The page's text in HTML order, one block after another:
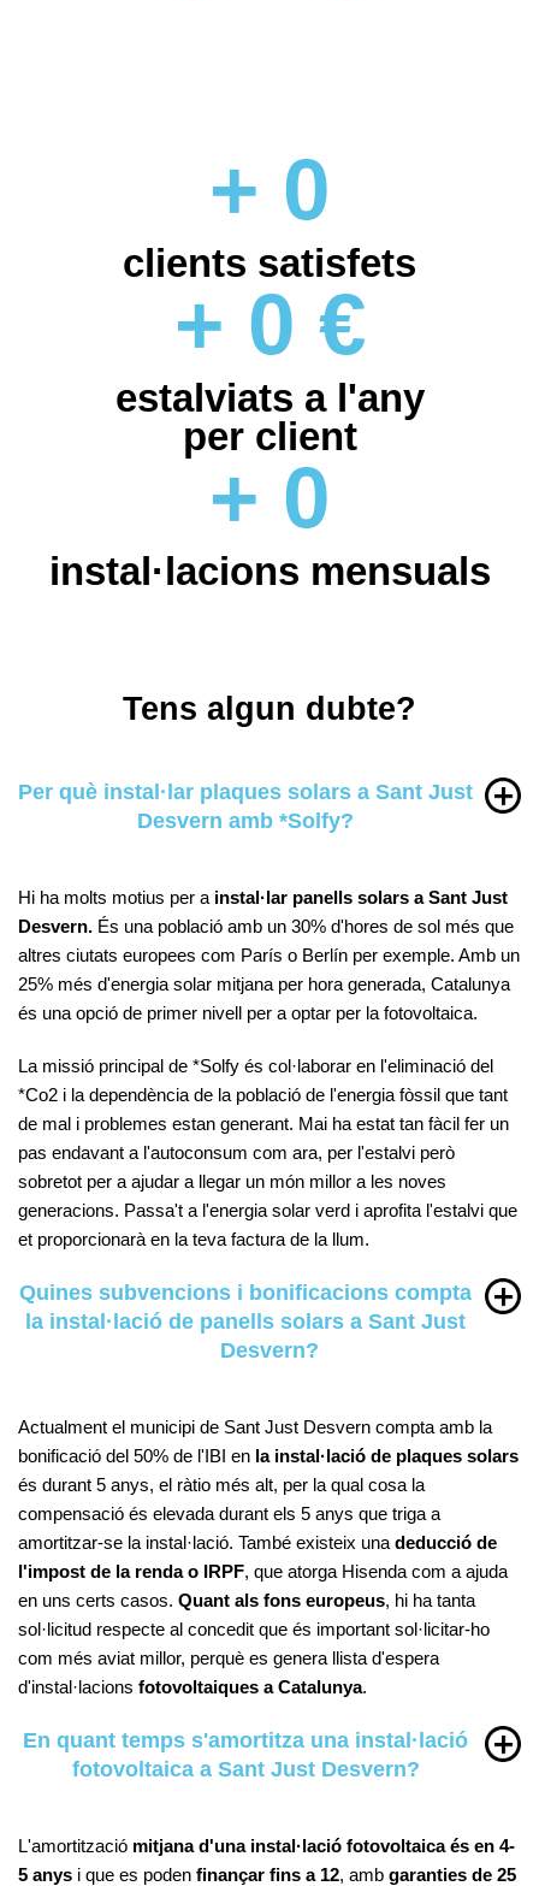
+ 0
clients satisfets
+ 0 €
estalviats a l'any
per client
+ 0
instal·lacions mensuals
Tens algun dubte?
Per què instal·lar plaques solars a Sant Just
Desvern amb *Solfy?
Hi ha molts motius per a instal·lar panells solars a Sant Just
Desvern. És una població amb un 30% d'hores de sol més que
altres ciutats europees com París o Berlín per exemple. Amb un
25% més d'energia solar mitjana per hora generada, Catalunya
és una opció de primer nivell per a optar per la fotovoltaica.
La missió principal de *Solfy és col·laborar en l'eliminació del
*Co2 i la dependència de la població de l'energia fòssil que tant
de mal i problemes estan generant. Mai ha estat tan fàcil fer un
pas endavant a l'autoconsum com ara, per l'estalvi però
sobretot per a ajudar a llegar un món millor a les noves
generacions. Passa't a l'energia solar verd i aprofita l'estalvi que
et proporcionarà en la teva factura de la llum.
Quines subvencions i bonificacions compta
la instal·lació de panells solars a Sant Just
Desvern?
Actualment el municipi de Sant Just Desvern compta amb la
bonificació del 50% de l'IBI en la instal·lació de plaques solars
és durant 5 anys, el ràtio més alt, per la qual cosa la
compensació és elevada durant els 5 anys que triga a
amortitzar-se la instal·lació. També existeix una deducció de
l'impost de la renda o IRPF, que atorga Hisenda com a ajuda
en uns certs casos. Quant als fons europeus, hi ha tanta
sol·licitud respecte al concedit que és important sol·licitar-ho
com més aviat millor, perquè es genera llista d'espera
d'instal·lacions fotovoltaiques a Catalunya.
En quant temps s'amortitza una instal·lació
fotovoltaica a Sant Just Desvern?
L'amortització mitjana d'una instal·lació fotovoltaica és en 4-
5 anys i que es poden finançar fins a 12, amb garanties de 25